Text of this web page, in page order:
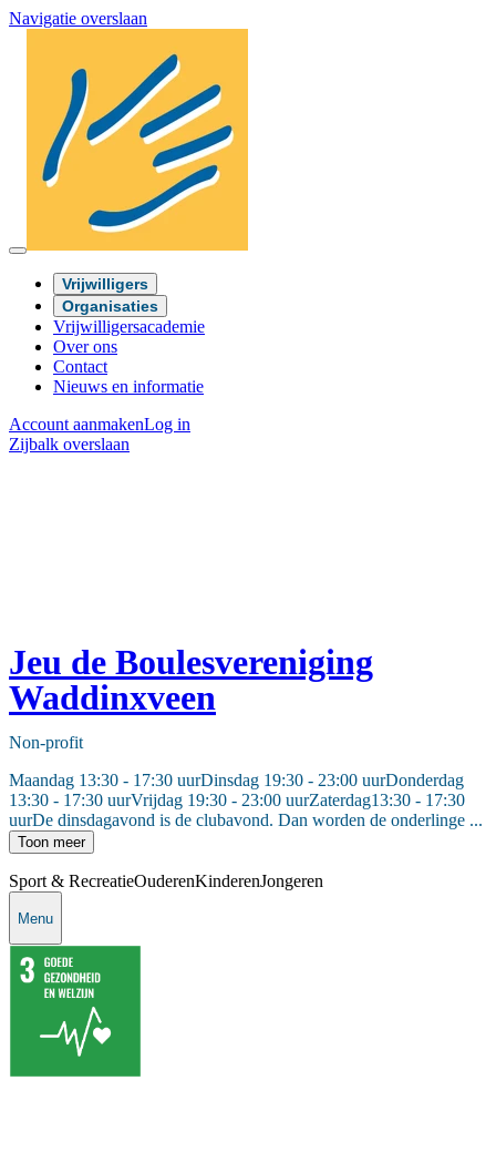
Navigatie overslaan
Vrijwilligers
Organisaties
Vrijwilligersacademie
Over ons
Contact
Nieuws en informatie
Account aanmakenLog in
Zijbalk overslaan
Jeu de Boulesvereniging
Waddinxveen
Non-profit
Maandag 13:30 - 17:30 uurDinsdag 19:30 - 23:00 uurDonderdag
13:30 - 17:30 uurVrijdag 19:30 - 23:00 uurZaterdag13:30 - 17:30
uurDe dinsdagavond is de clubavond. Dan worden de onderlinge ...
Toon meer
Sport & RecreatieOuderenKinderenJongeren
Menu